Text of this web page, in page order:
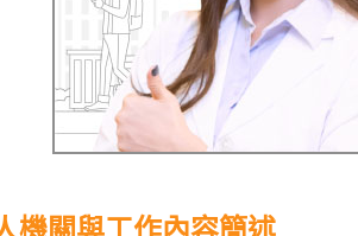
機關與工作內容簡述